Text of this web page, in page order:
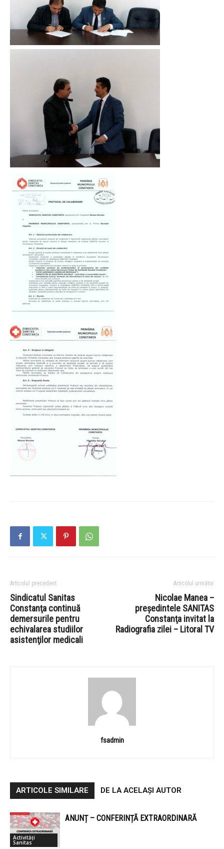
Articolul precedent
Sindicatul Sanitas
Constanţa continuă
demersurile pentru
echivalarea studiilor
asistenţilor medicali
Articolul următor
Nicolae Manea –
preşedintele SANITAS
Constanţa invitat la
Radiografia zilei – Litoral TV
fsadmin
ARTICOLE SIMILARE DE LA ACELAȘI AUTOR
Activități
Sanitas
ANUNȚ – CONFERINȚĂ EXTRAORDINARĂ